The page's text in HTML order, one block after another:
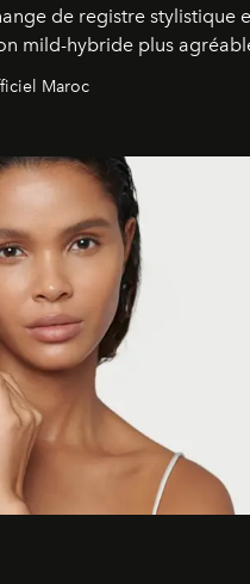
de registre stylistique
mild-hybride plus
Maroc